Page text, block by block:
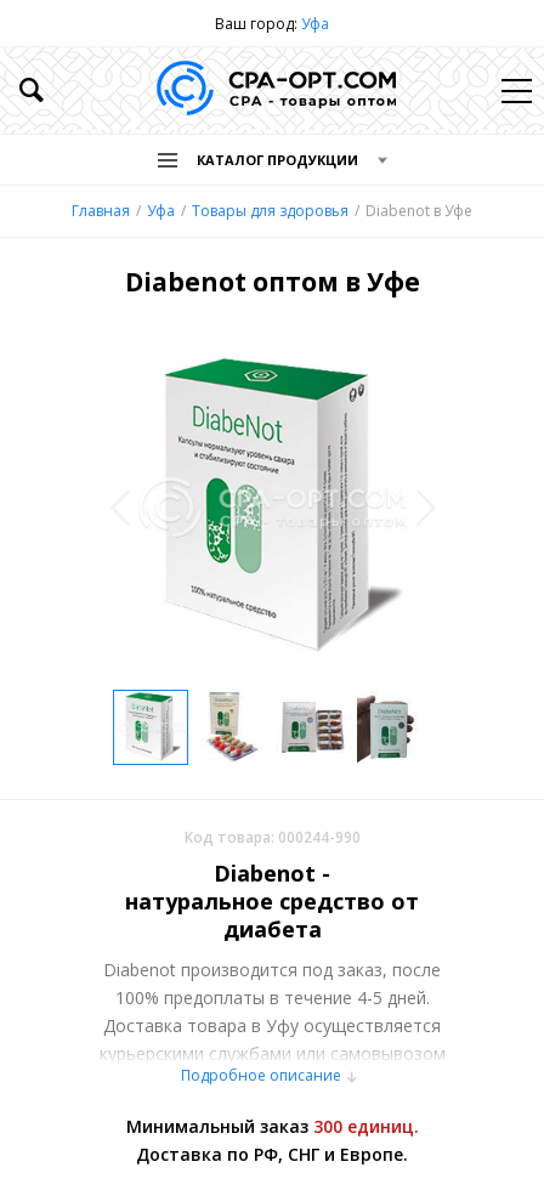
Ваш город: Уфа
КАТАЛОГ ПРОДУКЦИИ
Главная Уфа Товары для здоровья Diabenot в Уфе
Diabenot оптом в Уфе
Код товара: 000244-990
Diabenot -
натуральное средство от
диабета
Diabenot производится под заказ, после
100% предоплаты в течение 4-5 дней.
Доставка товара в Уфу осуществляется
курьерскими службами или самовывозом
со склада в Москве. Более подробно при
Оплата производится в рублях.
Подробное описание
Минимальный заказ 300 единиц.
Доставка по РФ, СНГ и Европе.